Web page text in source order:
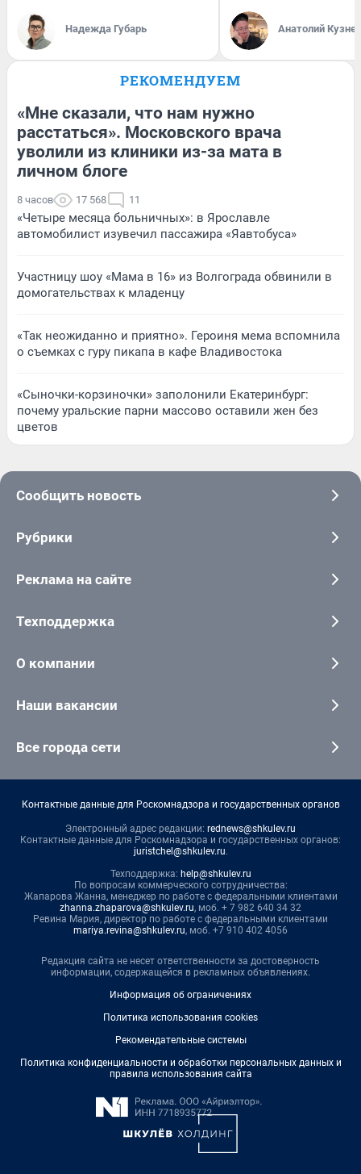
Надежда Губарь Анатолий
РЕКОМЕНДУЕМ
«Мне сказали, что нам нужно
расстаться». Московского врача
уволили из клиники из-за мата в
личном блоге
8 часов 17 568 11
«Четыре месяца больничных»: в Ярославле
автомобилист изувечил пассажира «Яавтобуса»
Участницу шоу «Мама в 16» из Волгограда обвинили в
домогательствах к младенцу
«Так неожиданно и приятно». Героиня мема вспомнила
о съемках с гуру пикапа в кафе Владивостока
«Сыночки-корзиночки» заполонили Екатеринбург:
почему уральские парни массово оставили жен без
цветов
Сообщить новость
Рубрики
Реклама на сайте
Техподдержка
О компании
Наши вакансии
Все города сети
Контактные данные для Роскомнадзора и государственных органов
Электронный адрес редакции: rednews@shkulev.ru
Контактные данные для Роскомнадзора и государственных органов:
juristchel@shkulev.ru.
Техподдержка: help@shkulev.ru
По вопросам коммерческого сотрудничества:
Жапарова Жанна, менеджер по работе с федеральными клиентами
zhanna.zhaparova@shkulev.ru, моб. + 7 982 640 34 32
Ревина Мария, директор по работе с федеральными клиентами
mariya.revina@shkulev.ru, моб. +7 910 402 4056
Редакция сайта не несет ответственности за достоверность
информации, содержащейся в рекламных объявлениях.
Информация об ограничениях
Политика использования cookies
Рекомендательные системы
Политика конфиденциальности и обработки персональных данных и
правила использования сайта